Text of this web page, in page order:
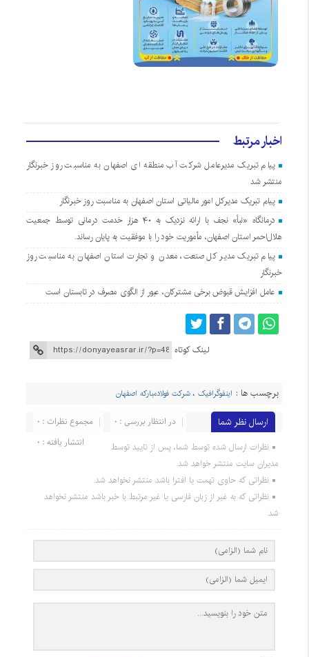
اخبار مرتبط
پیام تبریک مدیرعامل شرکت آب منطقه ای اصفهان به مناسبت روز خبرنگار
منتشر شد
پیام تبریک مدیرکل امور مالیاتی استان اصفهان به مناسبت روز خبرنگار
درمانگاه «نبأ» نجف با ارائه نزدیک به ۴۰ هزار خدمت درمانی توسط جمعیت
هلال‌احمر استان اصفهان، مأموریت خود را با موفقیت به پایان رساند.
پیام تبریک مدیر کل صنعت، معدن و تجارت استان اصفهان به مناسبت روز
خبرنگار
عامل افزایش قبوض برخی مشترکان، عبور از الگوی مصرف در تابستان است
لینک کوتاه
برچسب ها : اینفوگرافیک ،شرکت فولادمبارکه اصفهان
ارسال نظر شما مجموع نظرات : 0
در انتظار بررسی : 0
انتشار یافته : 0
نظرات ارسال شده توسط شما، پس از تایید توسط
مدیران سایت منتشر خواهد شد.
نظراتی که حاوی تهمت یا افترا باشد منتشر نخواهد شد.
نظراتی که به غیر از زبان فارسی یا غیر مرتبط با خبر باشد منتشر نخواهد
شد.